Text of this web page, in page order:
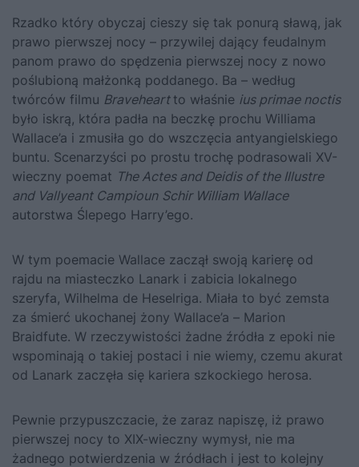
Rzadko który obyczaj cieszy się tak ponurą sławą, jak
prawo pierwszej nocy – przywilej dający feudalnym
panom prawo do spędzenia pierwszej nocy z nowo
poślubioną małżonką poddanego. Ba – według
twórców filmu Braveheart to właśnie ius primae noctis
było iskrą, która padła na beczkę prochu Williama
Wallace’a i zmusiła go do wszczęcia antyangielskiego
buntu. Scenarzyści po prostu trochę podrasowali XV-
wieczny poemat The Actes and Deidis of the Illustre
and Vallyeant Campioun Schir William Wallace
autorstwa Ślepego Harry’ego.
W tym poemacie Wallace zaczął swoją karierę od
rajdu na miasteczko Lanark i zabicia lokalnego
szeryfa, Wilhelma de Heselriga. Miała to być zemsta
za śmierć ukochanej żony Wallace’a – Marion
Braidfute. W rzeczywistości żadne źródła z epoki nie
wspominają o takiej postaci i nie wiemy, czemu akurat
od Lanark zaczęła się kariera szkockiego herosa.
Pewnie przypuszczacie, że zaraz napiszę, iż prawo
pierwszej nocy to XIX-wieczny wymysł, nie ma
żadnego potwierdzenia w źródłach i jest to kolejny